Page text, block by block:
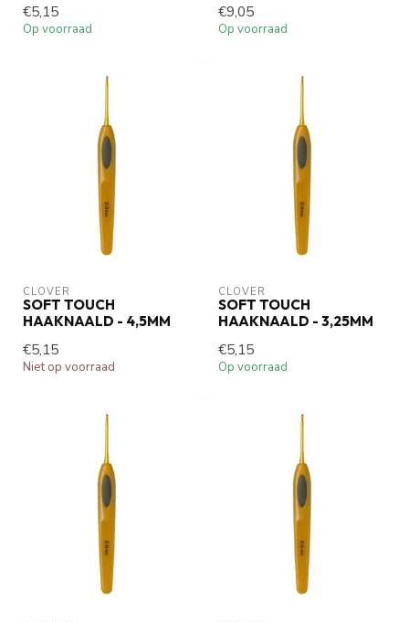
€5,15
Op voorraad
€9,05
Op voorraad
CLOVER
SOFT TOUCH
HAAKNAALD - 4,5MM
€5,15
Niet op voorraad
CLOVER
SOFT TOUCH
HAAKNAALD - 3,25MM
€5,15
Op voorraad